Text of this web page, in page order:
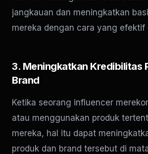
jangkauan dan meningkatkan
mereka dengan cara yang efektif
3. Meningkatkan Kredibilitas
Brand
Ketika seorang influencer
atau menggunakan produk
mereka, hal itu dapat
produk dan brand tersebut di